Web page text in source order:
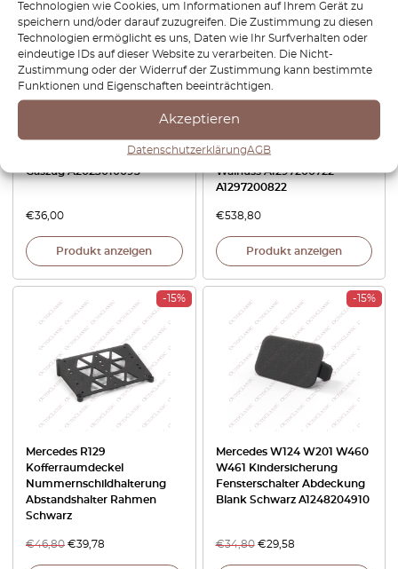
Technologien wie Cookies, um Informationen auf Ihrem Gerät zu
speichern und/oder darauf zuzugreifen. Die Zustimmung zu diesen
Technologien ermöglicht es uns, Daten wie Ihr Surfverhalten oder
eindeutige IDs auf dieser Website zu verarbeiten. Die Nicht-
Zustimmung oder der Widerruf der Zustimmung kann bestimmte
Funktionen und Eigenschaften beeinträchtigen.
Akzeptieren
DatenschutzerklärungAGB
W140 / W201 / W202 /
Sprinter – Halteklammer für
Gaszug A2023010093
€36,00
Produkt anzeigen
Mercedes R129 Türkarte
Holzverkleidung 2er Set links
und rechts Zebrano /
Walnuss A1297200722
A1297200822
€538,80
Produkt anzeigen
-15%
Mercedes R129
Kofferraumdeckel
Nummernschildhalterung
Abstandshalter Rahmen
Schwarz
€46,80 €39,78
-15%
Mercedes W124 W201 W460
W461 Kindersicherung
Fensterschalter Abdeckung
Blank Schwarz A1248204910
€34,80 €29,58